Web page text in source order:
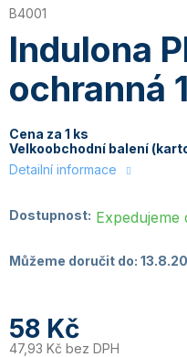
Indulona
ochranná
B4001
Cena za 1 ks
Velkoobchodní balení
Detailní informace
Dostupnost: Expedujeme
Můžeme doručit do:
58 Kč
47,93 Kč bez DPH